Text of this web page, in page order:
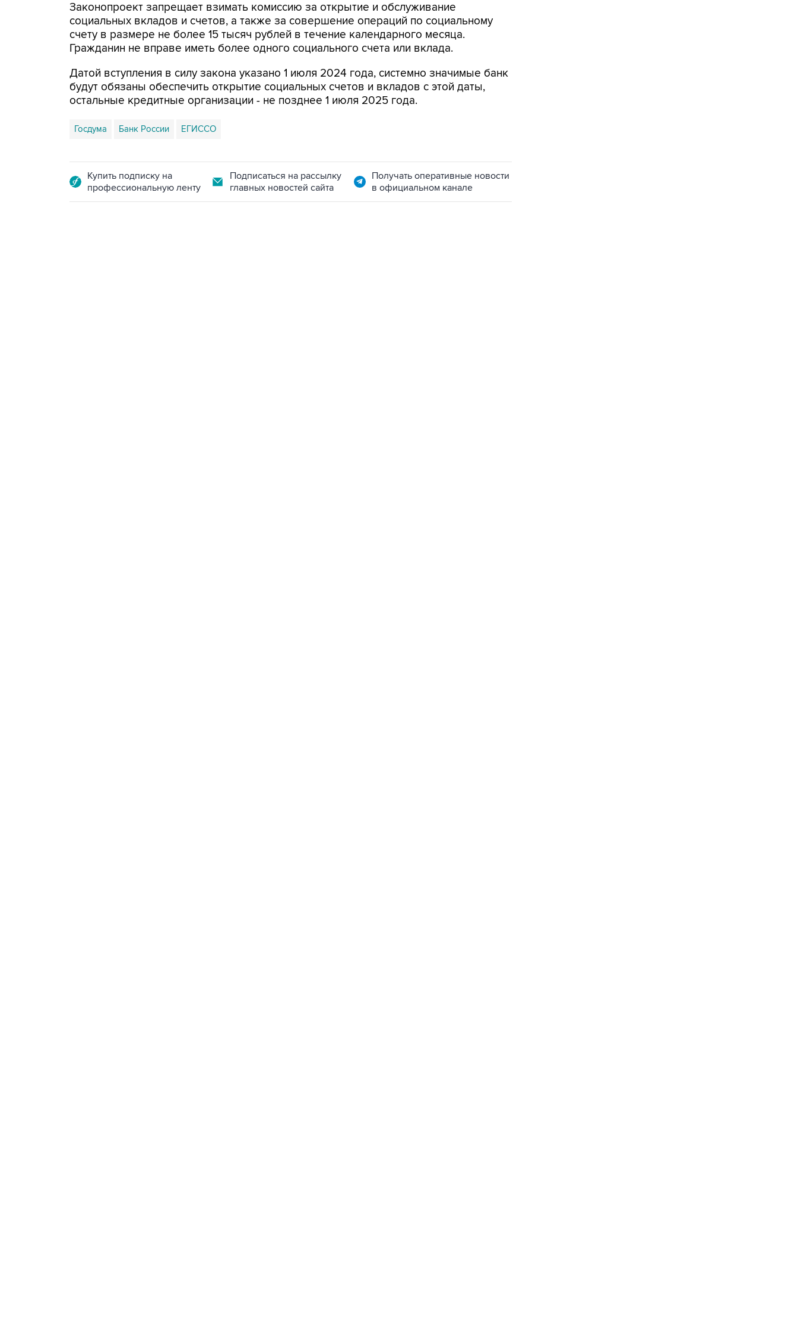
Законопроект запрещает взимать комиссию за открытие и обслуживание
социальных вкладов и счетов, а также за совершение операций по социальному
счету в размере не более 15 тысяч рублей в течение календарного месяца.
Гражданин не вправе иметь более одного социального счета или вклада.
Датой вступления в силу закона указано 1 июля 2024 года, системно значимые банк
будут обязаны обеспечить открытие социальных счетов и вкладов с этой даты,
остальные кредитные организации - не позднее 1 июля 2025 года.
Госдума Банк России ЕГИССО
Купить подписку на
профессиональную ленту
Подписаться на рассылку
главных новостей сайта
Получать оперативные новости
в официальном канале